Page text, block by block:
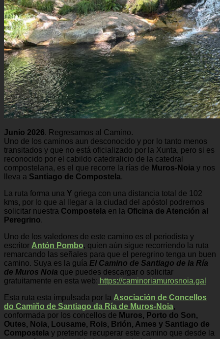
Junio 2026. Regresamos al Camino.
Uno de los caminos aun desconocido y por lo tanto menos
transitados y que no está oficializado por la Xunta, pero si es
reconocido por el cabildo catedralicio de la catedral
compostelana, es el que recorre la rías de Muros-Noia y nos
lleva a Santiago de Compostela.
La ruta forma una Y griega con una distancia total de 102
kms, por lo que al llegar a la ciudad del apóstol podremos
solicitar nuestra Compostela en la Oficina de Atención al
Peregrino.
Uno de los valedores de este camino es el periodista y
escritor Antón Pombo, quien aún sigue recorriendo la ruta
remarcando las señales para que el peregrino tenga un buen
camino. Suya es la guía El Camino de Santiago de la Ría
de Muros Noia que puedes descargar o solicitar
gratuitamente en esta web: https://caminoriamurosnoia.gal
Esta ruta esta impulsada por la Asociación de Concellos
do Camiño de Santiago da Ría de Muros-Noia,
conformada por los concellos de Muros, Porto do Son,
Outes, Noia, Lousame, Rois, Brión, Ames y Santiago de
Compostela y pretende recuperar este camino que desde la